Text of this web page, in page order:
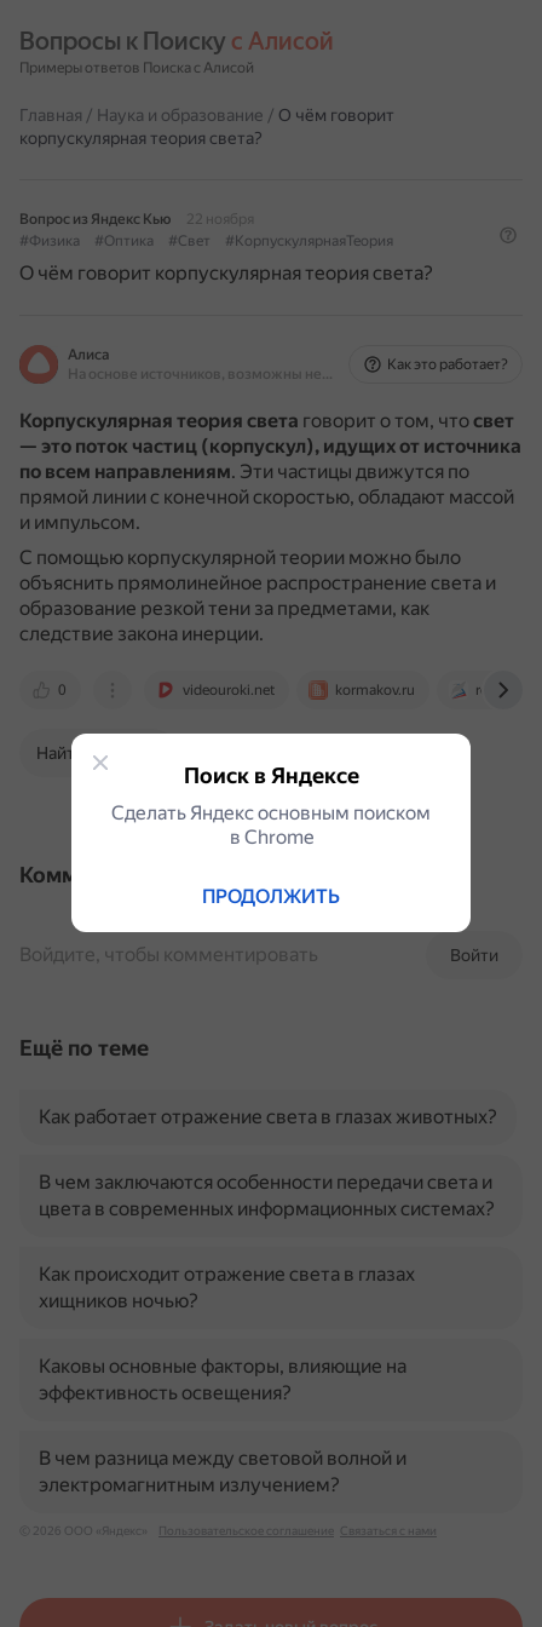
Вопросы к Поиску с Алисой
Примеры ответов Поиска с Алисой
Главная / Наука и образование / О чём говорит
корпускулярная теория света?
Вопрос из Яндекс Кью
22 ноября
#Физика
#Оптика #Свет #КорпускулярнаяТеория
О чём говорит корпускулярная теория света?
Алиса
На основе источников, возможны неточности
Как это работает?
Корпускулярная теория света говорит о том, чтосвет
— это поток частиц (корпускул), идущих от источника
по всем направлениям. Эти частицы движутся по
прямой линии с конечной скоростью, обладают массой
и импульсом.
С помощью корпускулярной теории можно было
объяснить прямолинейное распространение света и
образование резкой тени за предметами, как
следствие закона инерции.
0 videouroki.net kormakov.ru
Найти в Поиске
Комментарии
Войти
Войдите, чтобы комментировать
Ещё по теме
Как работает отражение света в глазах животных?
В чем заключаются особенности передачи света и
цвета в современных информационных системах?
Как происходит отражение света в глазах
хищников ночью?
Каковы основные факторы, влияющие на
эффективность освещения?
В чем разница между световой волной и
электромагнитным излучением?
© 2026 ООО «Яндекс» Пользовательское соглашение Связаться с нами
Поиск в Яндексе
Сделать Яндекс основным поиском
в Сhrome
ПРОДОЛЖИТЬ